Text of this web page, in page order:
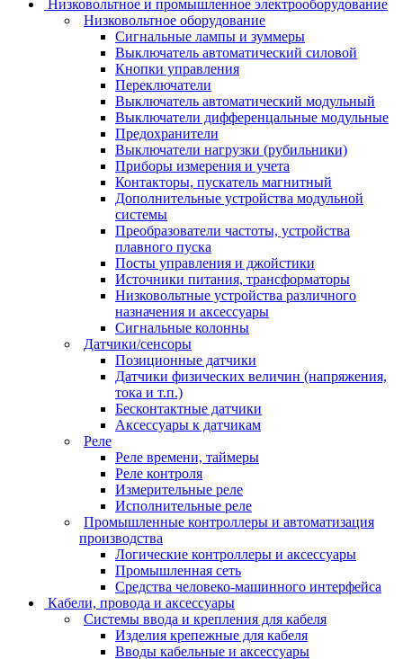
Низковольтное и промышленное электрооборудование
Низковольтное оборудование
Сигнальные лампы и зуммеры
Выключатель автоматический силовой
Кнопки управления
Переключатели
Выключатель автоматический модульный
Выключатели дифференцальные модульные
Предохранители
Выключатели нагрузки (рубильники)
Приборы измерения и учета
Контакторы, пускатель магнитный
Дополнительные устройства модульной
системы
Преобразователи частоты, устройства
плавного пуска
Посты управления и джойстики
Источники питания, трансформаторы
Низковольтные устройства различного
назначения и аксессуары
Сигнальные колонны
Датчики/сенсоры
Позиционные датчики
Датчики физических величин (напряжения,
тока и т.п.)
Бесконтактные датчики
Аксессуары к датчикам
Реле
Реле времени, таймеры
Реле контроля
Измерительные реле
Исполнительные реле
Промышленные контроллеры и автоматизация
производства
Логические контроллеры и аксессуары
Промышленная сеть
Средства человеко-машинного интерфейса
Кабели, провода и аксессуары
Системы ввода и крепления для кабеля
Изделия крепежные для кабеля
Вводы кабельные и аксессуары